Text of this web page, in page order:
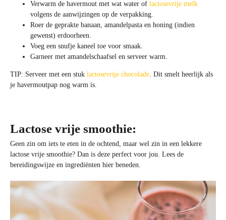
Verwarm de havermout met wat water of lactosevrije melk
volgens de aanwijzingen op de verpakking.
Roer de geprakte banaan, amandelpasta en honing (indien
gewenst) erdoorheen.
Voeg een snufje kaneel toe voor smaak.
Garneer met amandelschaafsel en serveer warm.
TIP: Serveer met een stuk lactosevrije chocolade. Dit smelt heerlijk als
je havermoutpap nog warm is.
Lactose vrije smoothie:
Geen zin om iets te eten in de ochtend, maar wel zin in een lekkere
lactose vrije smoothie? Dan is deze perfect voor jou. Lees de
bereidingswijze en ingrediënten hier beneden.